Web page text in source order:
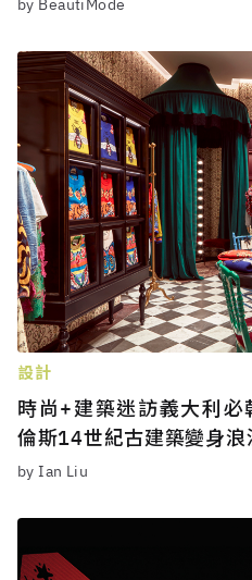
by BeautiMode
設計
時尚+建築迷訪義大利
倫斯14世紀古建築變身
by Ian Liu